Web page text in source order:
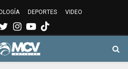
DEPORTES VIDEO
Twitter
Instagram
Youtube